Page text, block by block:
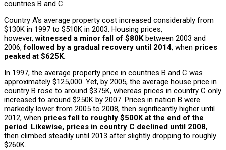
countries B and C.
Country A’s average property cost increased considerably from
$130K in 1997 to $510K in 2003. Housing prices,
however,witnessed a minor fall of $80Kbetween 2003 and
2006,followed by a gradual recovery until 2014, when prices
peaked at $625K.
In 1997, the average property price in countries B and C was
approximately $125,000. Yet, by 2005, the average house price in
country B rose to around $375K, whereas prices in country C only
increased to around $250K by 2007. Prices in nation B were
markedly lower from 2005 to 2008, then significantly higher until
2012, when prices fell to roughly $500K at the end of the
period. Likewise, prices in country C declined until 2008,
then climbed steadily until 2013 after slightly dropping to roughly
$260K.